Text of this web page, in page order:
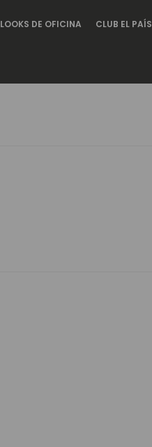
LOOKS DE OFICINA CLUB EL PAÍS